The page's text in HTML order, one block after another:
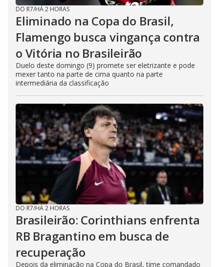
DO R7/HÁ 2 HORAS
Eliminado na Copa do Brasil,
Flamengo busca vingança contra
o Vitória no Brasileirão
Duelo deste domingo (9) promete ser eletrizante e pode
mexer tanto na parte de cima quanto na parte
intermediária da classificação
DO R7/HÁ 2 HORAS
Brasileirão: Corinthians enfrenta
RB Bragantino em busca de
recuperação
Depois da eliminação na Copa do Brasil, time comandado